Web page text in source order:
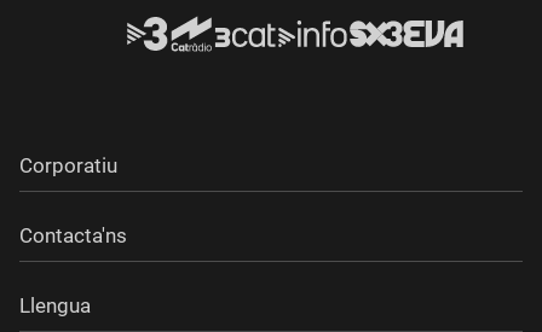
Corporatiu
Contacta'ns
Llengua